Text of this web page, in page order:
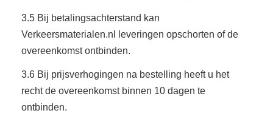
3.5 Bij betalingsachterstand kan
Verkeersmaterialen.nl leveringen opschorten of de
overeenkomst ontbinden.
3.6 Bij prijsverhogingen na bestelling heeft u het
recht de overeenkomst binnen 10 dagen te
ontbinden.